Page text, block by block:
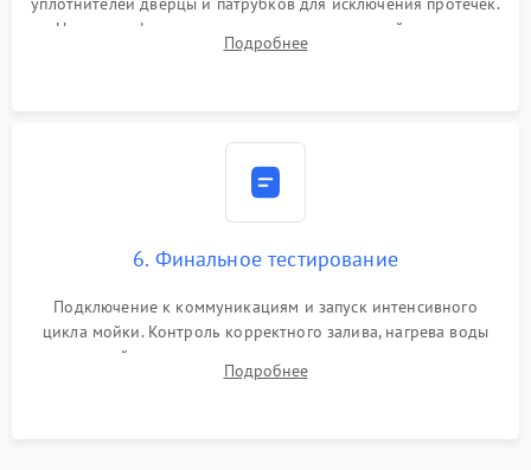
Надежная фиксация хомутов гидравлической системы,
сборка корпуса и установка датчика поплавка.
Подробнее
6. Финальное тестирование
Подключение к коммуникациям и запуск интенсивного
цикла мойки. Контроль корректного залива, нагрева воды
до нужной температуры, отсутствия посторонних шумов,
штатного слива и абсолютной сухости в поддоне.
Подробнее